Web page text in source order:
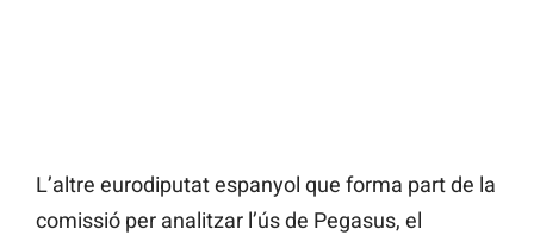
L’altre eurodiputat espanyol que forma part de la
comissió per analitzar l’ús de Pegasus, el